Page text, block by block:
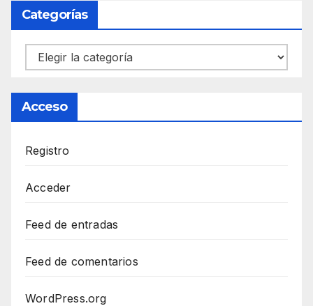
Categorías
Categorías
Acceso
Registro
Acceder
Feed de entradas
Feed de comentarios
WordPress.org